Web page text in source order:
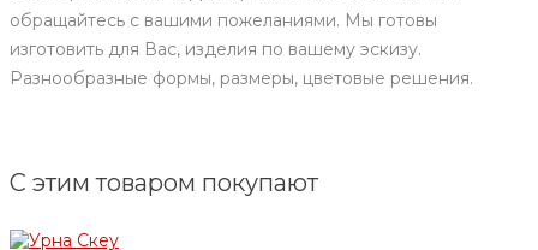
обращайтесь с вашими пожеланиями. Мы готовы
изготовить для Вас, изделия по вашему эскизу.
Разнообразные формы, размеры, цветовые решения.
С этим товаром покупают